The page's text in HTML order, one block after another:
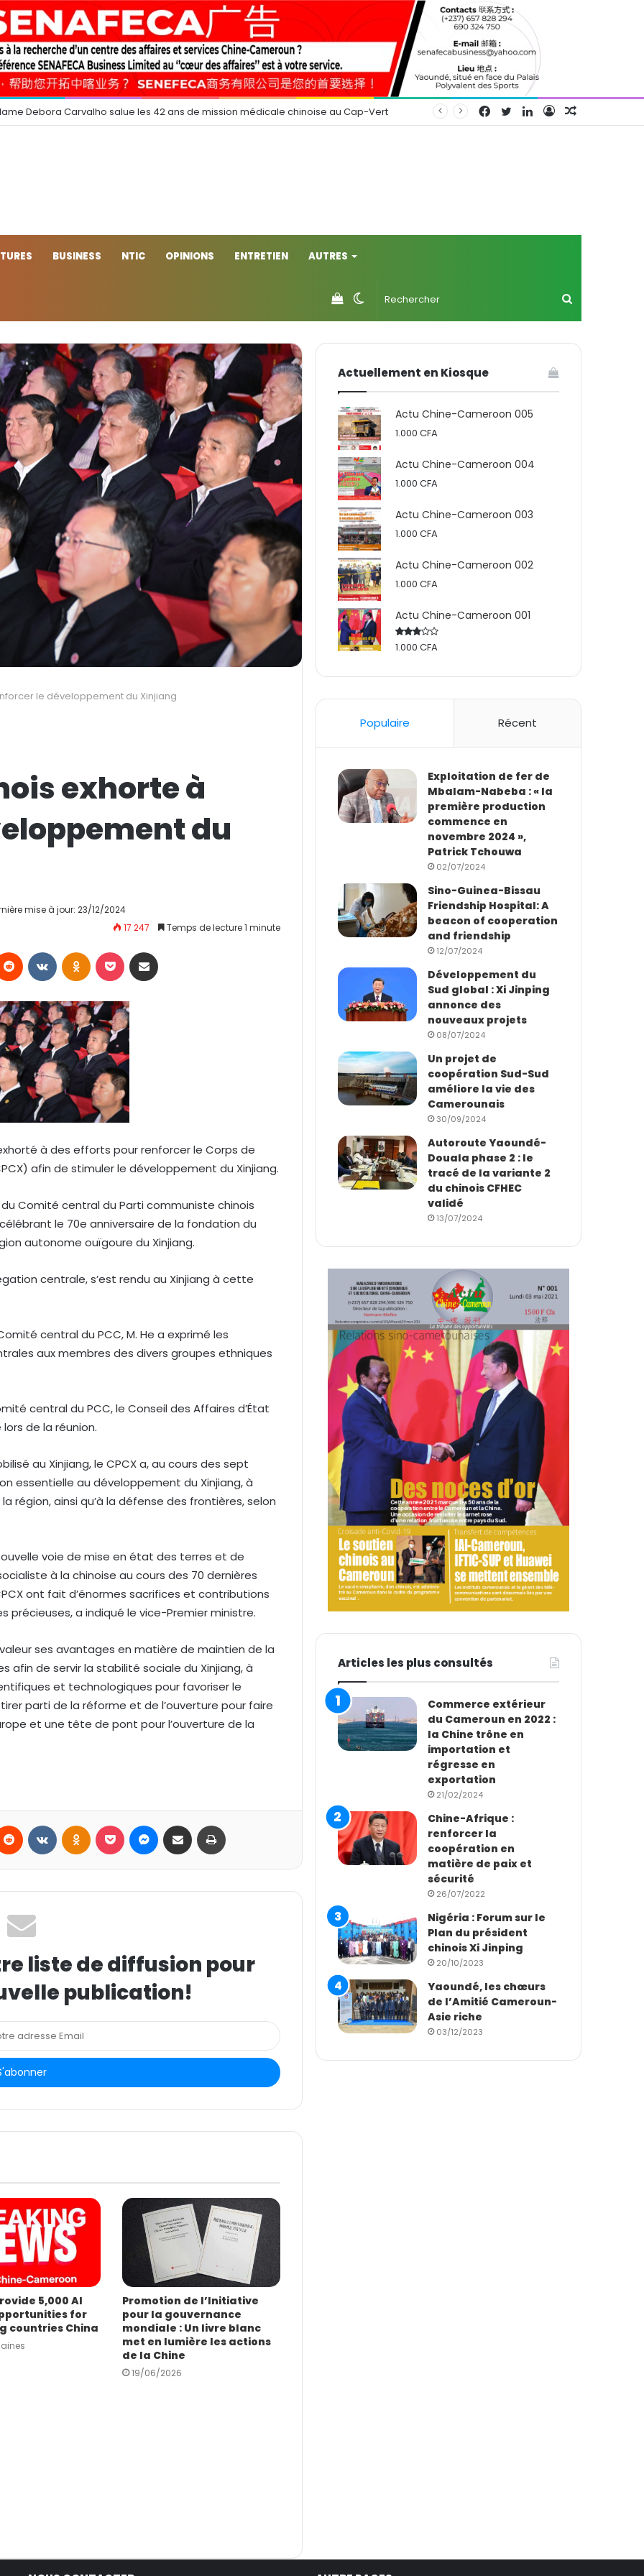
Debora Carvalho salue les 42 ans de mission médicale chinoise au Cap-Vert Connexion
Linkedin
Twitter
Facebook
BUSINESS NTIC OPINIONS ENTRETIEN AUTRES
Switch
skin
Voir
votre
le développement du Xinjiang
exhorte à
du
mise à jour: 23/12/2024
17 247
Temps de lecture 1 minute
à des efforts pour renforcer le Corps de
afin de stimuler le développement du Xinjiang.
Comité central du Parti communiste chinois
le 70e anniversaire de la fondation du
autonome ouïgoure du Xinjiang.
centrale, s’est rendu au Xinjiang à cette
central du PCC, M. He a exprimé les
aux membres des divers groupes ethniques
central du PCC, le Conseil des Affaires d’État
de la réunion.
au Xinjiang, le CPCX a, au cours des sept
essentielle au développement du Xinjiang, à
région, ainsi qu’à la défense des frontières, selon
voie de mise en état des terres et de
à la chinoise au cours des 70 dernières
ont fait d’énormes sacrifices et contributions
a indiqué le vice-Premier ministre.
ses avantages en matière de maintien de la
de servir la stabilité sociale du Xinjiang, à
et technologiques pour favoriser le
parti de la réforme et de l’ouverture pour faire
et une tête de pont pour l’ouverture de la
liste de diffusion pour
publication!
5,000 AI
for
countries China
Promotion de l’Initiative
pour la gouvernance
mondiale : Un livre blanc
met en lumière les actions
de la Chine
19/06/2026
Actuellement en Kiosque
Actu Chine-Cameroon 005
1.000CFA
Actu Chine-Cameroon 004
1.000CFA
Actu Chine-Cameroon 003
1.000CFA
Actu Chine-Cameroon 002
1.000CFA
Actu Chine-Cameroon 001
Rated
1.000CFA
Populaire Récent
Exploitation de fer de
Mbalam-Nabeba : « la
première production
commence en
novembre 2024 »,
Patrick Tchouwa
02/07/2024
Sino-Guinea-Bissau
Friendship Hospital: A
beacon of cooperation
and friendship
12/07/2024
Développement du
Sud global : Xi Jinping
annonce des
nouveaux projets
08/07/2024
Un projet de
coopération Sud-Sud
améliore la vie des
Camerounais
30/09/2024
Autoroute Yaoundé-
Douala phase 2 : le
tracé de la variante 2
du chinois CFHEC
validé
13/07/2024
Articles les plus consultés
Commerce extérieur
du Cameroun en 2022 :
la Chine trône en
importation et
régresse en
exportation
21/02/2024
Chine-Afrique :
renforcer la
coopération en
matière de paix et
sécurité
26/07/2022
Nigéria : Forum sur le
Plan du président
chinois Xi Jinping
20/10/2023
Yaoundé, les chœurs
de l’Amitié Cameroun-
Asie riche
03/12/2023